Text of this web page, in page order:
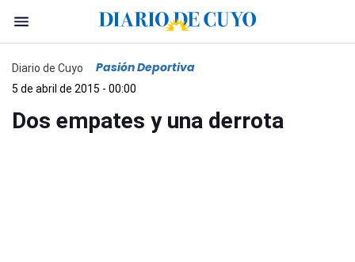
Diario de Cuyo Pasión Deportiva
5 de abril de 2015 - 00:00
Dos empates y una derrota